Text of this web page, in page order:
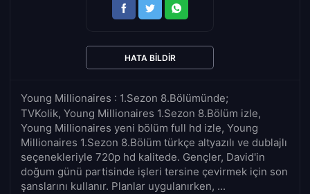
Young Millionaires : 1.Sezon 8.Bölümünde;
TVKolik, Young Millionaires 1.Sezon 8.Bölüm izle,
Young Millionaires yeni bölüm full hd izle, Young
Millionaires 1.Sezon 8.Bölüm türkçe altyazılı ve dublajlı
seçenekleriyle 720p hd kalitede. Gençler, David'in
doğum günü partisinde işleri tersine çevirmek için son
şanslarını kullanır. Planlar uygulanırken, ...
HATA BILDIR